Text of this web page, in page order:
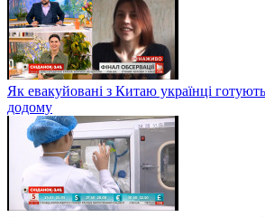
Як евакуйовані з Китаю українці
додому